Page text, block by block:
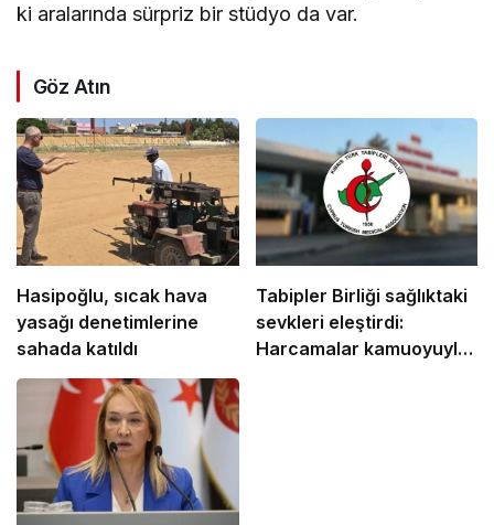
ki aralarında sürpriz bir stüdyo da var.
Göz Atın
Hasipoğlu, sıcak hava
yasağı denetimlerine
sahada katıldı
Tabipler Birliği sağlıktaki
sevkleri eleştirdi:
Harcamalar kamuoyuyla